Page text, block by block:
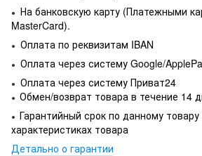
● На банковскую карту (Платежными
MasterCard).
● Оплата по реквизитам IBAN
● Оплата через систему Google/
● Оплата через систему Приват24
● Обмен/возврат товара в течение 14
● Гарантийный срок по данному товару
характеристиках товара
Детально о гарантии